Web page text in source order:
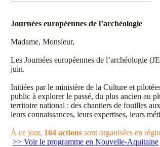
Journées européennes de l’archéologie
Madame, Monsieur,
Les Journées européennes de l’archéologie
juin.
Initiées par le ministère de la Culture et
public à explorer le passé, du plus ancien au
territoire national : des chantiers de fouilles aux
leurs connaissances, leurs expertises, leurs
À ce jour, 164 actions sont organisées en
>> Voir le programme en Nouvelle-Aquitaine